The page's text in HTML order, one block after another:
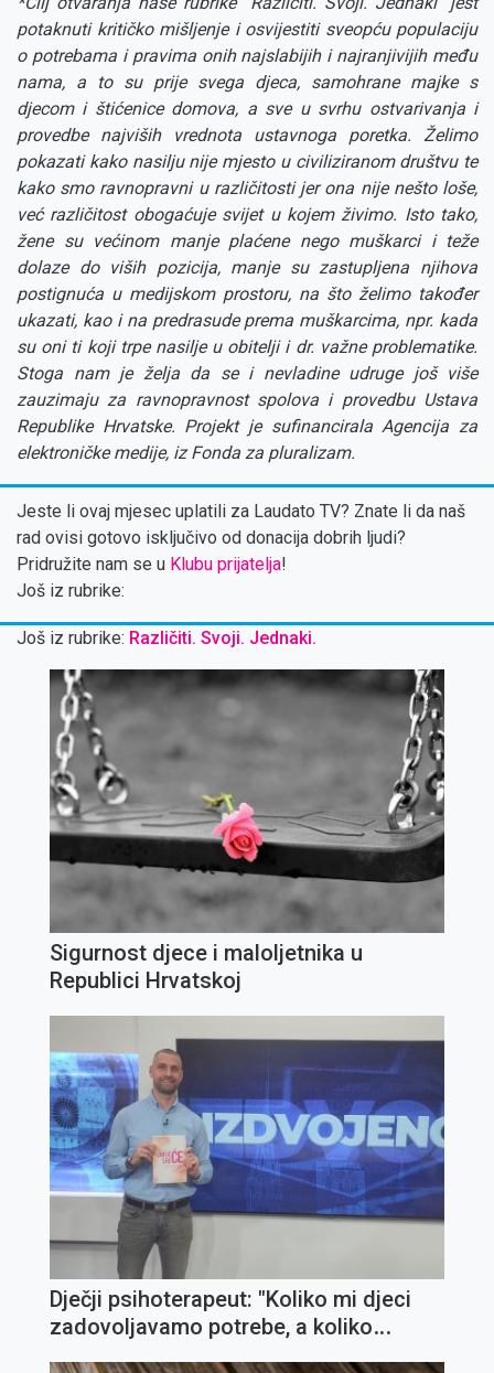
potaknuti kritičko mišljenje i osvijestiti sveopću populaciju
o potrebama i pravima onih najslabijih i najranjivijih među
nama, a to su prije svega djeca, samohrane majke s
djecom i štićenice domova, a sve u svrhu ostvarivanja i
provedbe najviših vrednota ustavnoga poretka. Želimo
pokazati kako nasilju nije mjesto u civiliziranom društvu te
kako smo ravnopravni u različitosti jer ona nije nešto loše,
već različitost obogaćuje svijet u kojem živimo. Isto tako,
žene su većinom manje plaćene nego muškarci i teže
dolaze do viših pozicija, manje su zastupljena njihova
postignuća u medijskom prostoru, na što želimo također
ukazati, kao i na predrasude prema muškarcima, npr. kada
su oni ti koji trpe nasilje u obitelji i dr. važne problematike.
Stoga nam je želja da se i nevladine udruge još više
zauzimaju za ravnopravnost spolova i provedbu Ustava
Republike Hrvatske. Projekt je sufinancirala Agencija za
elektroničke medije, iz Fonda za pluralizam.
Jeste li ovaj mjesec uplatili za Laudato TV? Znate li da naš
rad ovisi gotovo isključivo od donacija dobrih ljudi?
Pridružite nam se u Klubu prijatelja!
Još iz rubrike:
Još iz rubrike: Različiti. Svoji. Jednaki.
Sigurnost djece i maloljetnika u
Republici Hrvatskoj
Dječji psihoterapeut: "Koliko mi djeci
zadovoljavamo potrebe, a koliko